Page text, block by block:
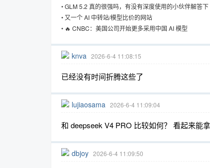
•GLM 5.2 真的很强吗，有没有深度使用的小伙伴解答下
• 又一个 AI 中转站/模型比价的网站
• 🔥 CNBC：美国公司开始更多采用中国 AI 模型
knva 2026-6-4 11:08:15
已经没有时间折腾这些了
lujiaosama 2026-6-4 11:09:04
和 deepseek V4 PRO 比较如何？ 看起来能
dbjoy 2026-6-4 11:09:50